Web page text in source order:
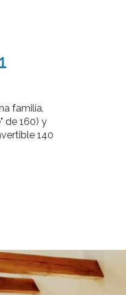
familia,
de 160) y
140